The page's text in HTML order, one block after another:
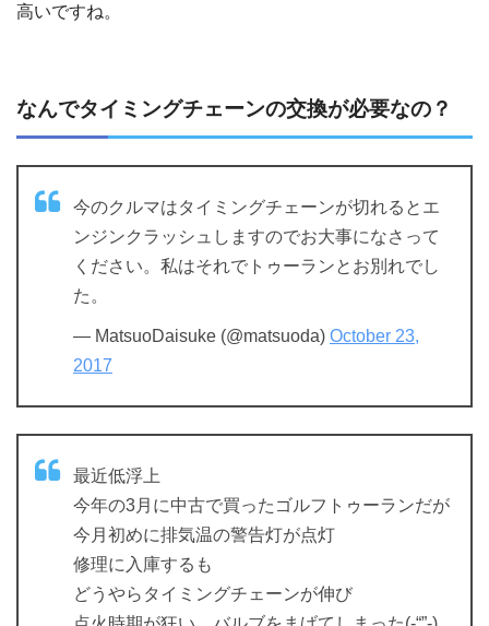
高いですね。
なんでタイミングチェーンの交換が必要なの？
今のクルマはタイミングチェーンが切れるとエ
ンジンクラッシュしますのでお大事になさって
ください。私はそれでトゥーランとお別れでし
た。
— MatsuoDaisuke (@matsuoda) October 23,
2017
最近低浮上
今年の3月に中古で買ったゴルフトゥーランだが
今月初めに排気温の警告灯が点灯
修理に入庫するも
どうやらタイミングチェーンが伸び